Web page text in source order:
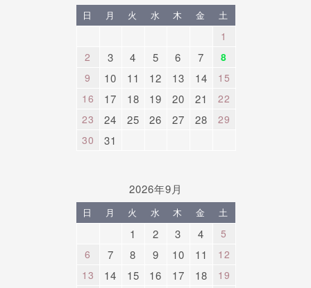
日 月 火 水 木 金 土
1
2
3 4 5 6 7
8
9
10 11 12 13 14
15
16
17 18 19 20 21
22
23
24 25 26 27 28
29
30
31
2026年9月
日 月 火 水 木 金 土
1 2 3 4
5
6
7 8 9 10 11
12
13
14 15 16 17 18
19